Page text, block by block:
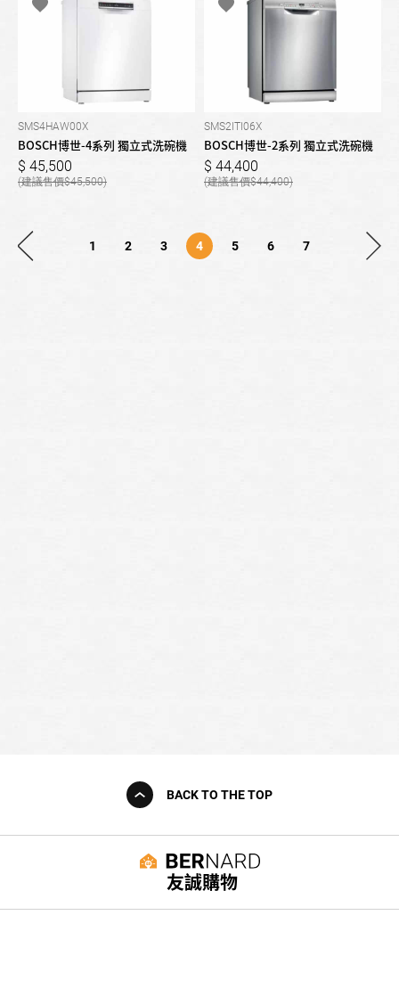
SMS4HAW00X
BOSCH博世-4系列 獨立式洗碗機
45,500
45,500
SMS2ITI06X
BOSCH博世-2系列 獨立式洗碗機
44,400
44,400
1 2 3 4 5 6 7
BACK TO THE TOP
友誠購物